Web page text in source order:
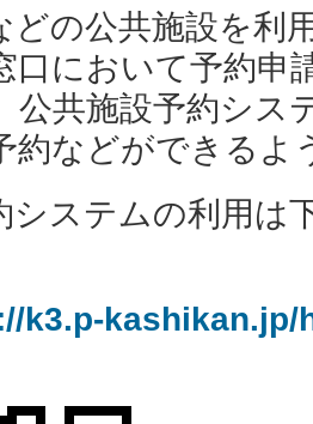
どの公共施設を利
口において予約申
公共施設予約シス
約などができるよ
システムの利用は
k3.p-kashikan.jp/